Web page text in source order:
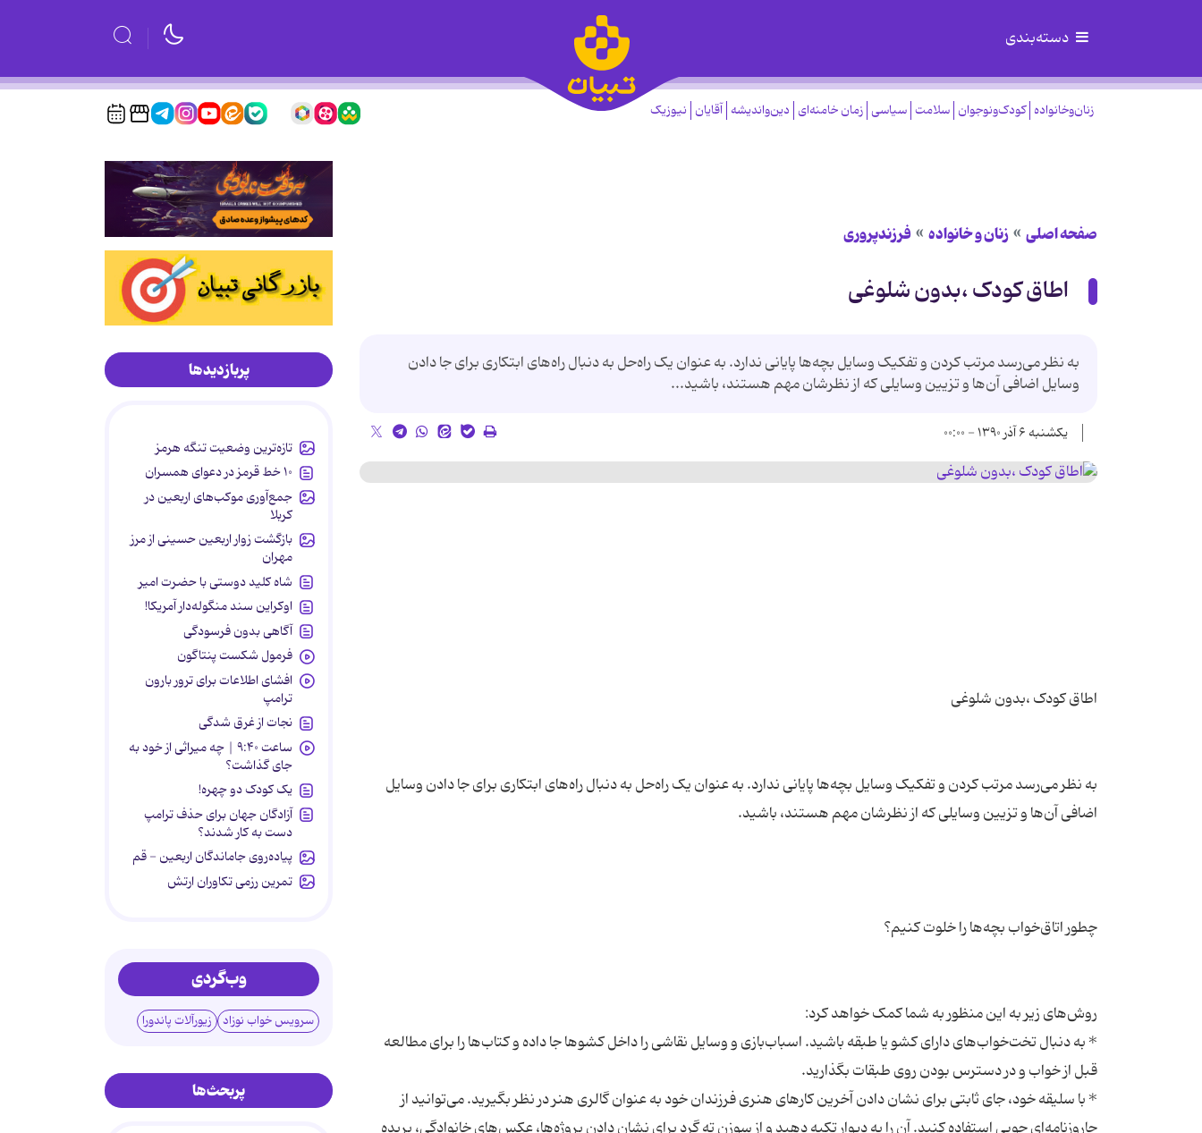
دسته‌بندی
زنان‌وخانواده کودک‌ونوجوان سلامت سیاسی زمان خامنه‌ای دین‌واندیشه آقایان نیوزیک
صفحه اصلی زنان و خانواده فرزندپروری
اطاق کودک ،بدون شلوغی
به نظر می‌رسد مرتب کردن و تفکیک وسایل بچه‌ها پایانی ندارد. به عنوان یک راه‌حل به دنبال راه‌های ابتکاری برای جا دادن
وسایل اضافی آن‌ها و تزیین وسایلی که از نظرشان مهم هستند، باشید...
یکشنبه ۶ آذر ۱۳۹۰ - ۰۰:۰۰
به نظر می‌رسد مرتب کردن و تفکیک وسایل بچه‌ها پایانی ندارد. به عنوان یک راه‌حل به دنبال راه‌های ابتکاری برای جا دادن وسایل
* به دنبال تخت‌خواب‌های دارای کشو یا طبقه باشید. اسباب‌بازی و وسایل نقاشی را داخل کشوها جا داده و کتاب‌ها را برای مطالعه
* با سلیقه خود، جای ثابتی برای نشان دادن آخرین کارهای هنری فرزندان خود به عنوان گالری هنر در نظر بگیرید. می‌توانید از
پربازدیدها
تازه‌ترین وضعیت تنگه هرمز
۱۰ خط قرمز در دعوای همسران
جمع‌آوری موکب‌های اربعین در
کربلا
بازگشت زوار اربعین حسینی از مرز
مهران
شاه کلید دوستی با حضرت امیر
اوکراین سند منگوله‌دار آمریکا!
آگاهی بدون فرسودگی
فرمول شکست پنتاگون
افشای اطلاعات برای ترور بارون
ترامپ
نجات از غرق شدگی
ساعت ۹:۴۰ | چه میراثی از خود به
جای گذاشت؟
یک کودک دو چهره!
آزادگان جهان برای حذف ترامپ
دست به کار شدند؟
پیاده‌روی جاماندگان اربعین - قم
تمرین رزمی تکاوران ارتش
وب‌گردی
سرویس خواب نوزاد زیورآلات پاندورا
پربحث‌ها